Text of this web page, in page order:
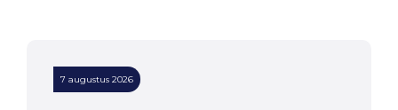
7 augustus 2026